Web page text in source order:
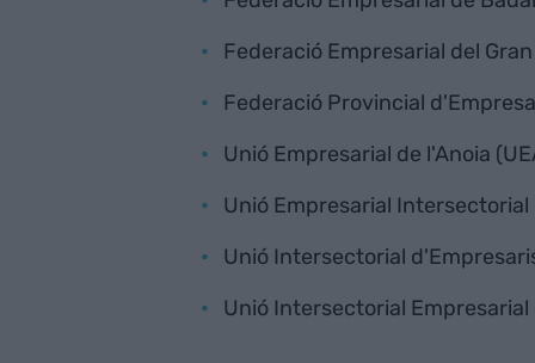
Federació Empresarial del
Federació Provincial
Unió Empresarial de l'Anoia
Unió Empresarial
Unió Intersectorial
Unió Intersectorial Empresarial